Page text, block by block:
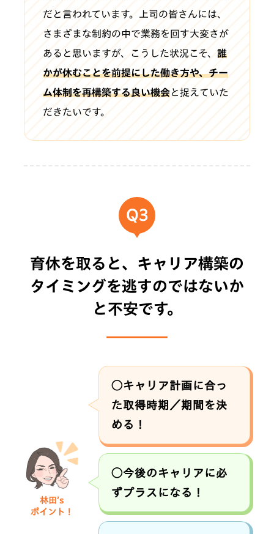
だと言われています。上司の皆さんには、
さまざまな制約の中で業務を回す大変さが
あると思いますが、こうした状況こそ、 誰
かが休むことを前提にした働き方や、チー
ム体制を再構築する良い機会と捉えていた
だきたいです。
Q3
育休を取ると、キャリア構築の
タイミングを逃すのではないか
と不安です。
林田’s
ポイント！
◯キャリア計画に合っ
た取得時期／期間を決
める！
◯今後のキャリアに必
ずプラスになる！